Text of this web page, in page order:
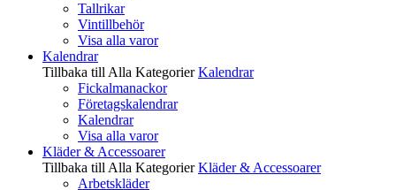
Tallrikar
Vintillbehör
Visa alla varor
Kalendrar
Tillbaka till Alla Kategorier Kalendrar
Fickalmanackor
Företagskalendrar
Kalendrar
Visa alla varor
Kläder & Accessoarer
Tillbaka till Alla Kategorier Kläder & Accessoarer
Arbetskläder